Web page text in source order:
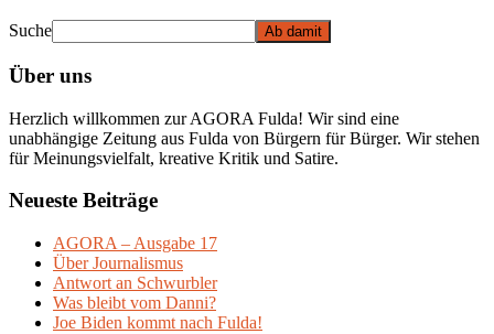
Suche
Über uns
Herzlich willkommen zur AGORA Fulda! Wir sind eine
unabhängige Zeitung aus Fulda von Bürgern für Bürger. Wir stehen
für Meinungsvielfalt, kreative Kritik und Satire.
Neueste Beiträge
AGORA – Ausgabe 17
Über Journalismus
Antwort an Schwurbler
Was bleibt vom Danni?
Joe Biden kommt nach Fulda!